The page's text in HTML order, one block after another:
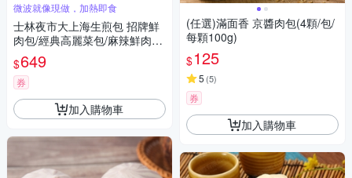
微波就像現做，加熱即食
士林夜市大上海生煎包 招牌鮮
肉包/經典高麗菜包/麻辣鮮肉包
3盒組(5顆裝/盒)
$649
券
加入購物車
(任選)滿面香 京醬肉包(4顆/包/
每顆100g)
$125
5 (5)
券
加入購物車